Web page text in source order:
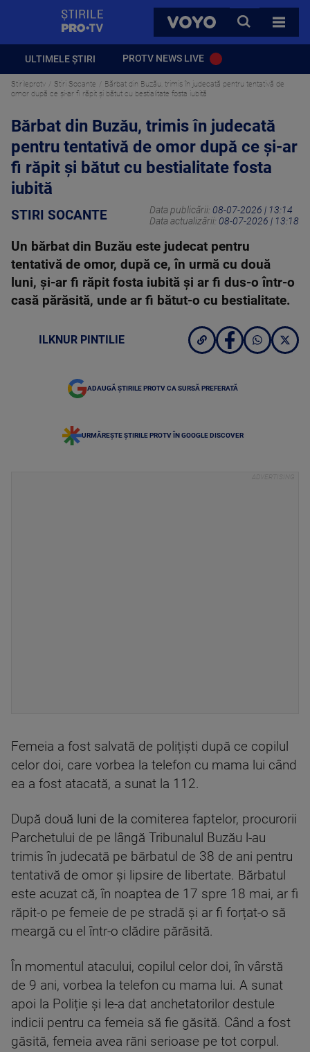
VOYO
CAUTA
TOATE
ULTIMELE ȘTIRI PROTV NEWS LIVE
Stirileprotv Stiri Socante
Bărbat din Buzău, trimis în judecată pentru tentativă de
omor după ce și-ar fi răpit și bătut cu bestialitate fosta iubită
Bărbat din Buzău, trimis în judecată
pentru tentativă de omor după ce și-ar
fi răpit și bătut cu bestialitate fosta
iubită
STIRI SOCANTE Data publicării: 08-07-2026 | 13:14
Data actualizării: 08-07-2026 | 13:18
Un bărbat din Buzău este judecat pentru
tentativă de omor, după ce, în urmă cu două
luni, și-ar fi răpit fosta iubită și ar fi dus-o într-o
casă părăsită, unde ar fi bătut-o cu bestialitate.
ILKNUR PINTILIE
ADAUGĂ ȘTIRILE PROTV CA SURSĂ PREFERATĂ
URMĂREȘTE ȘTIRILE PROTV ÎN GOOGLE DISCOVER
Femeia a fost salvată de polițiști după ce copilul
celor doi, care vorbea la telefon cu mama lui când
ea a fost atacată, a sunat la 112.
După două luni de la comiterea faptelor, procurorii
Parchetului de pe lângă Tribunalul Buzău l-au
trimis în judecată pe bărbatul de 38 de ani pentru
tentativă de omor și lipsire de libertate. Bărbatul
este acuzat că, în noaptea de 17 spre 18 mai, ar fi
răpit-o pe femeie de pe stradă și ar fi forțat-o să
meargă cu el într-o clădire părăsită.
În momentul atacului, copilul celor doi, în vârstă
de 9 ani, vorbea la telefon cu mama lui. A sunat
apoi la Poliție și le-a dat anchetatorilor destule
indicii pentru ca femeia să fie găsită. Când a fost
găsită, femeia avea răni serioase pe tot corpul.